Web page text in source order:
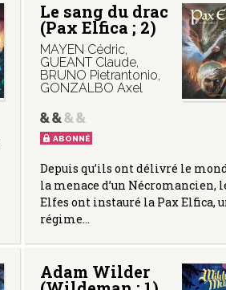
Le sang du drac
(Pax Elfica ; 2)
MAYEN Cédric,
GUEANT Claude,
BRUNO Pietrantonio,
GONZALBO Axel
ABONNÉ
Depuis qu’ils ont délivré le
la menace d’un Nécromancien,
Elfes ont instauré la Pax Elfica,
régime…
Adam Wilder